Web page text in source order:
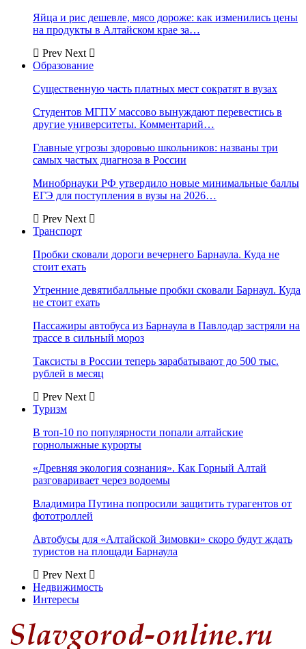
Яйца и рис дешевле, мясо дороже: как изменились цены
на продукты в Алтайском крае за…
Prev Next
Образование
Существенную часть платных мест сократят в вузах
Студентов МГПУ массово вынуждают перевестись в
другие университеты. Комментарий…
Главные угрозы здоровью школьников: названы три
самых частых диагноза в России
Минобрнауки РФ утвердило новые минимальные баллы
ЕГЭ для поступления в вузы на 2026…
Prev Next
Транспорт
Пробки сковали дороги вечернего Барнаула. Куда не
стоит ехать
Утренние девятибалльные пробки сковали Барнаул. Куда
не стоит ехать
Пассажиры автобуса из Барнаула в Павлодар застряли на
трассе в сильный мороз
Таксисты в России теперь зарабатывают до 500 тыс.
рублей в месяц
Prev Next
Туризм
В топ-10 по популярности попали алтайские
горнолыжные курорты
«Древняя экология сознания». Как Горный Алтай
разговаривает через водоемы
Владимира Путина попросили защитить турагентов от
фототроллей
Автобусы для «Алтайской Зимовки» скоро будут ждать
туристов на площади Барнаула
Prev Next
Недвижимость
Интересы